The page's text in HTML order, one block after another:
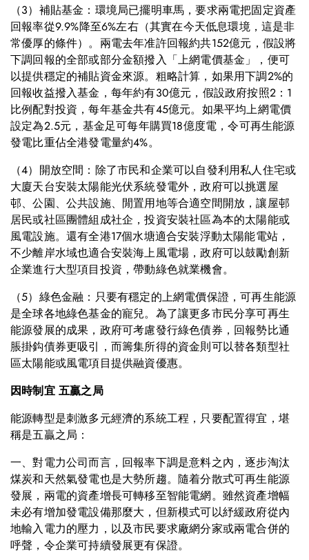
（3）補貼基金：環境局已擺明車馬，要求兩電把固定資產
回報率從9.9%降至6%左右（其實在今天低息環境，這是非
常優厚的條件）。兩電去年准許回報約共152億元，假設將
下調回報的全部或部分金額撥入「上網電價基金」，便可
以提供穩定的補貼資金來源。粗略計算，如果用下調2%的
回報收益撥入基金，每年約有30億元，假設政府按照2：1
比例配對投資，每年基金共有45億元。如果平均上網電價
設定為2.5元，基金足可每年購買18億度電，令可再生能源
發電比重佔全港發電量約4%。
（4）開放空間：除了市民和企業可以自發利用私人住宅或
大廈天台安裝太陽能光伏系統發電外，政府可以挑選屋
邨、公園、公共設施、閒置用地等合適空間開放，讓屋邨
居民或社區團體組成社企，投資安裝社區為本的太陽能或
風電設施。還有全港17個水塘適合安裝浮動太陽能電站，
不少離岸水域也適合安裝海上風電場，政府可以鼓勵創新
企業進行大型項目投資，帶動綠色就業機會。
（5）綠色金融：只要有穩定的上網電價保證，可再生能源
是全球各地綠色基金的寵兒。為了讓更多市民分享可再生
能源發展的成果，政府可考慮發行綠色債券，回報勢比通
脹掛鈎債券更吸引，而籌集所得的資金則可以替各類型社
區太陽能或風電項目提供融資優惠。
因時制宜 五贏之局
能源轉型是刺激多元經濟的系統工程，只要配置得宜，堪
稱是五贏之局：
一、對電力公司而言，回報率下調是意料之內，逐步淘汰
煤炭和天然氣發電也是大勢所趨。隨着分散式可再生能源
發展，兩電的資產增長可轉移至智能電網。雖然資產增幅
未必有增加發電設備那麼大，但新模式可以紓緩政府從內
地輸入電力的壓力，以及市民要求廠網分家或兩電合併的
呼聲，令企業可持續發展更有保證。